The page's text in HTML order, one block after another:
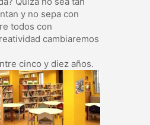
y no sepa con
todos con
cambiaremos
cinco y diez años.